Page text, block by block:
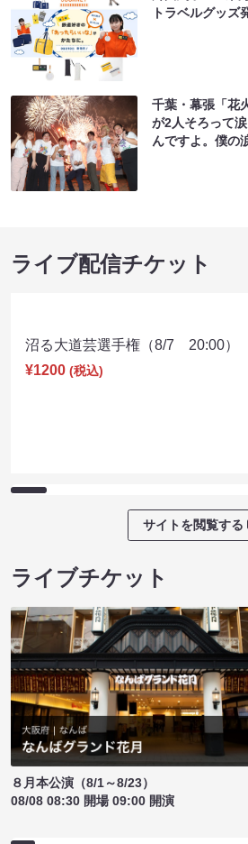
トラベルグッズ
千葉・幕張「花
が2人そろって
んですよ。僕の
ライブ配信チケット
沼る大道芸選手権（8/7 20:00）
¥1200 (税込)
サイトを閲覧する
ライブチケット
８月本公演（8/1～8/23）
08/08 08:30 開場 09:00 開演